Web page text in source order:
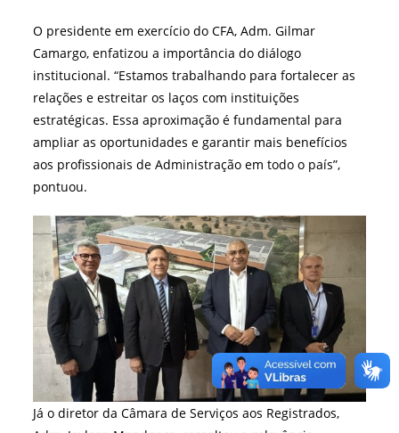
O presidente em exercício do CFA, Adm. Gilmar
Camargo, enfatizou a importância do diálogo
institucional. “Estamos trabalhando para fortalecer as
relações e estreitar os laços com instituições
estratégicas. Essa aproximação é fundamental para
ampliar as oportunidades e garantir mais benefícios
aos profissionais de Administração em todo o país”,
pontuou.
Já o diretor da Câmara de Serviços aos Registrados,